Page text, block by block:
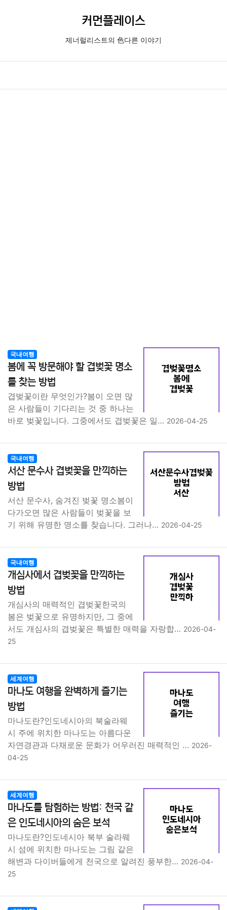
커먼플레이스
제너럴리스트의 色다른 이야기
국내여행
봄에 꼭 방문해야 할 겹벚꽃 명소
를 찾는 방법
겹벚꽃이란 무엇인가?봄이 오면 많
은 사람들이 기다리는 것 중 하나는
바로 벚꽃입니다. 그중에서도 겹벚꽃은 일… 2026-04-25
국내여행
서산 문수사 겹벚꽃을 만끽하는
방법
서산 문수사, 숨겨진 벚꽃 명소봄이
다가오면 많은 사람들이 벚꽃을 보
기 위해 유명한 명소를 찾습니다. 그러나… 2026-04-25
국내여행
개심사에서 겹벚꽃을 만끽하는
방법
개심사의 매력적인 겹벚꽃한국의
봄은 벚꽃으로 유명하지만, 그 중에
서도 개심사의 겹벚꽃은 특별한 매력을 자랑합… 2026-04-
25
세계여행
마나도 여행을 완벽하게 즐기는
방법
마나도란?인도네시아의 북술라웨
시 주에 위치한 마나도는 아름다운
자연경관과 다채로운 문화가 어우러진 매력적인 … 2026-
04-25
세계여행
마나도를 탐험하는 방법: 천국 같
은 인도네시아의 숨은 보석
마나도란?인도네시아 북부 술라웨
시 섬에 위치한 마나도는 그림 같은
해변과 다이버들에게 천국으로 알려진 풍부한… 2026-04-
25